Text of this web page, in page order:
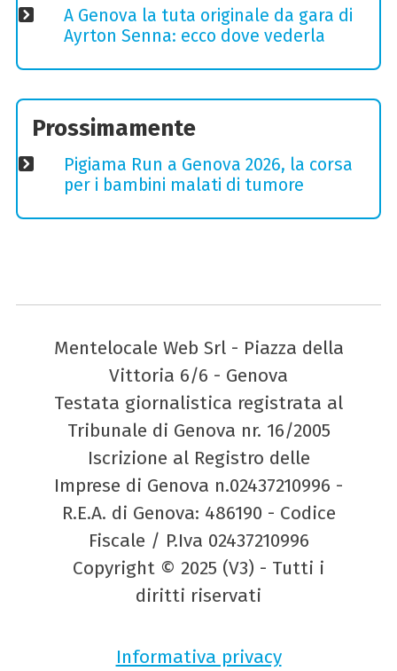
A Genova la tuta originale da gara di
Ayrton Senna: ecco dove vederla
Prossimamente
Pigiama Run a Genova 2026, la corsa
per i bambini malati di tumore
Mentelocale Web Srl - Piazza della
Vittoria 6/6 - Genova
Testata giornalistica registrata al
Tribunale di Genova nr. 16/2005
Iscrizione al Registro delle
Imprese di Genova n.02437210996 -
R.E.A. di Genova: 486190 - Codice
Fiscale / P.Iva 02437210996
Copyright © 2025 (V3) - Tutti i
diritti riservati
Informativa privacy